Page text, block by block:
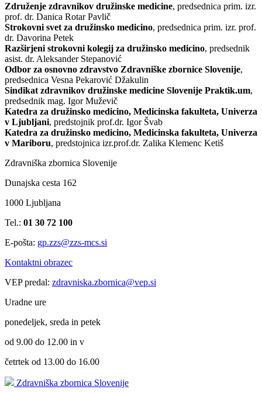
Združenje zdravnikov družinske medicine, predsednica prim. izr.
prof. dr. Danica Rotar Pavlič
Strokovni svet za družinsko medicino, predsednica prim. izr. prof.
dr. Davorina Petek
Razširjeni strokovni kolegij za družinsko medicino, predsednik
asist. dr. Aleksander Stepanović
Odbor za osnovno zdravstvo Zdravniške zbornice Slovenije,
predsednica Vesna Pekarović Džakulin
Sindikat zdravnikov družinske medicine Slovenije Praktik.um,
predsednik mag. Igor Muževič
Katedra za družinsko medicino, Medicinska fakulteta, Univerza
v Ljubljani, predstojnik prof.dr. Igor Švab
Katedra za družinsko medicino, Medicinska fakulteta, Univerza
v Mariboru, predstojnica izr.prof.dr. Zalika Klemenc Ketiš
Zdravniška zbornica Slovenije
Dunajska cesta 162
1000 Ljubljana
Tel.: 01 30 72 100
E-pošta: gp.zzs@zzs-mcs.si
Kontaktni obrazec
VEP predal: zdravniska.zbornica@vep.si
Uradne ure
ponedeljek, sreda in petek
od 9.00 do 12.00 in v
četrtek od 13.00 do 16.00
Zdravniška zbornica Slovenije